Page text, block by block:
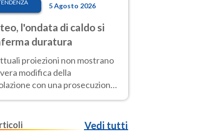
5 Agosto 2026
l'ondata di caldo si
duratura
proiezioni non mostrano
modifica della
con una prosecuzione
fuori scala per molti
Vedi tutti